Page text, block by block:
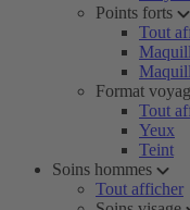
Points forts
Tout
Format
Tout
Yeux
Teint
Soins hommes
Tout afficher